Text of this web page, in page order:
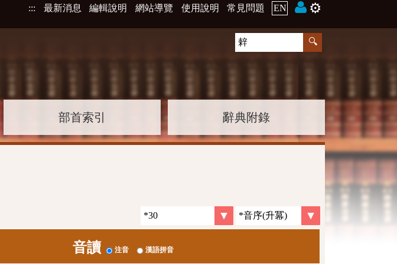
::: 最新消息 編輯說明 網站導覽 使用說明 常見問題 EN ⚙️
部首索引 辭典附錄
音讀 注音 漢語拼音